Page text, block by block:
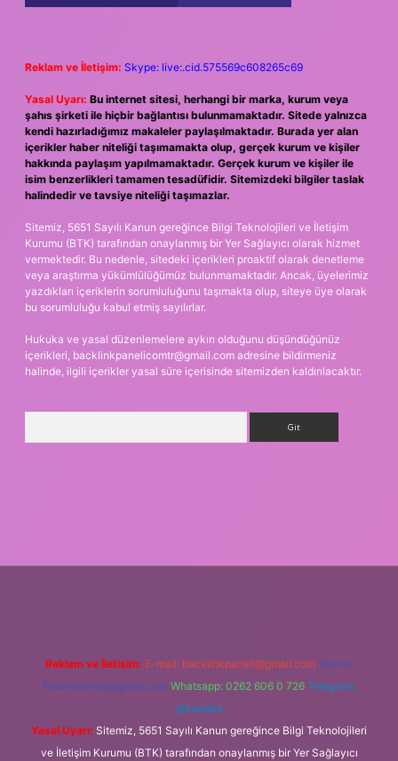
Reklam ve İletişim: Skype: live:.cid.575569c608265c69
Yasal Uyarı: Bu internet sitesi, herhangi bir marka, kurum veya
şahıs şirketi ile hiçbir bağlantısı bulunmamaktadır. Sitede yalnızca
kendi hazırladığımız makaleler paylaşılmaktadır. Burada yer alan
içerikler haber niteliği taşımamakta olup, gerçek kurum ve kişiler
hakkında paylaşım yapılmamaktadır. Gerçek kurum ve kişiler ile
isim benzerlikleri tamamen tesadüfidir. Sitemizdeki bilgiler taslak
halindedir ve tavsiye niteliği taşımazlar.
Sitemiz, 5651 Sayılı Kanun gereğince Bilgi Teknolojileri ve İletişim
Kurumu (BTK) tarafından onaylanmış bir Yer Sağlayıcı olarak hizmet
vermektedir. Bu nedenle, sitedeki içerikleri proaktif olarak denetleme
veya araştırma yükümlülüğümüz bulunmamaktadır. Ancak, üyelerimiz
yazdıkları içeriklerin sorumluluğunu taşımakta olup, siteye üye olarak
bu sorumluluğu kabul etmiş sayılırlar.
Hukuka ve yasal düzenlemelere aykırı olduğunu düşündüğünüz
içerikleri, backlinkpanelicomtr@gmail.com adresine bildirmeniz
halinde, ilgili içerikler yasal süre içerisinde sitemizden kaldırılacaktır.
Reklam ve İletişim: E-mail: backlinkpaneli@gmail.com Teams:
forumhizmeti@gmail.com Whatsapp: 0262 606 0 726 Telegram:
@karabul
Yasal Uyarı: Sitemiz, 5651 Sayılı Kanun gereğince Bilgi Teknolojileri
ve İletişim Kurumu (BTK) tarafından onaylanmış bir Yer Sağlayıcı